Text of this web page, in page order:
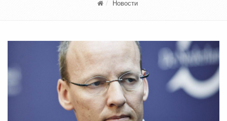
Новости